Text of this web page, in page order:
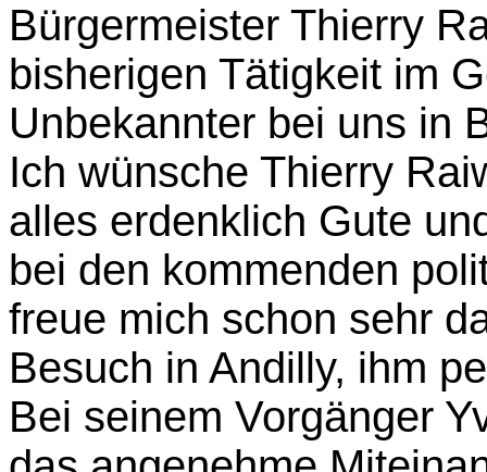
Bürgermeister Thierry
bisherigen Tätigkeit im
Unbekannter bei uns in
Ich wünsche Thierry
alles erdenklich Gute
bei den kommenden
freue mich schon sehr
Besuch in Andilly, ihm
Bei seinem Vorgänger